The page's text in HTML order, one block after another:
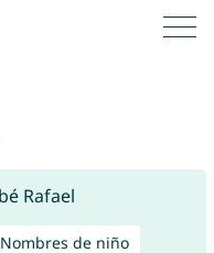
Nombres de niño